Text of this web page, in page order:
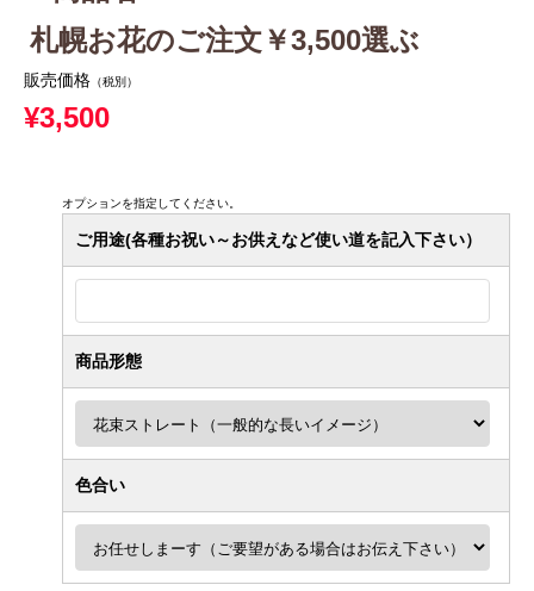
札幌お花のご注文￥3,500選ぶ
販売価格 （税別）
¥3,500
オプションを指定してください。
ご用途(各種お祝い～お供えなど使い道を記入下さい）
商品形態
色合い